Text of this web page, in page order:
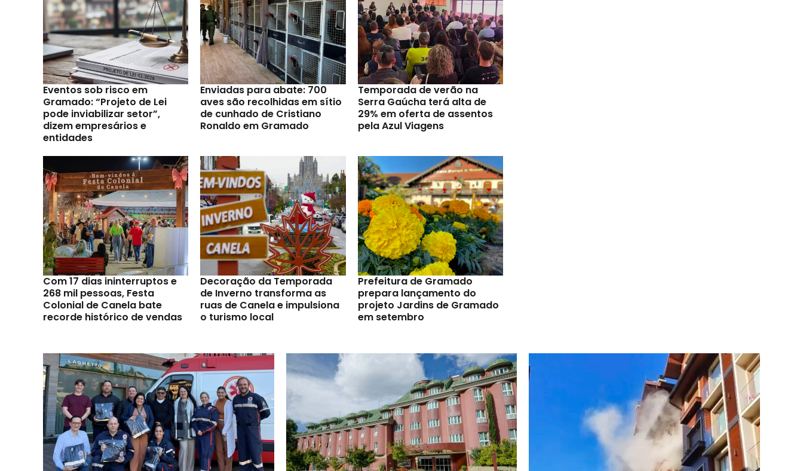
Eventos sob risco em
Gramado: “Projeto de Lei
pode inviabilizar setor”,
dizem empresários e
entidades
Enviadas para abate: 700
aves são recolhidas em sítio
de cunhado de Cristiano
Ronaldo em Gramado
Temporada de verão na
Serra Gaúcha terá alta de
29% em oferta de assentos
pela Azul Viagens
Com 17 dias ininterruptos e
268 mil pessoas, Festa
Colonial de Canela bate
recorde histórico de vendas
Decoração da Temporada
de Inverno transforma as
ruas de Canela e impulsiona
o turismo local
Prefeitura de Gramado
prepara lançamento do
projeto Jardins de Gramado
em setembro